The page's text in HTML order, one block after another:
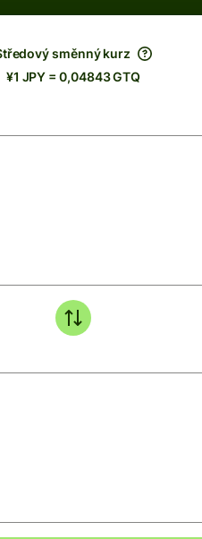
směnný kurz
¥1 JPY = 0,04843 GTQ